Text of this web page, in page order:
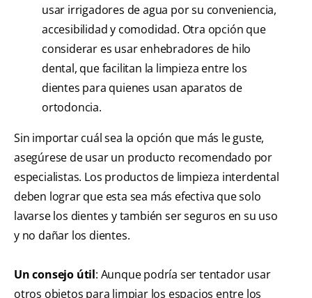
usar irrigadores de agua por su conveniencia,
accesibilidad y comodidad. Otra opción que
considerar es usar enhebradores de hilo
dental, que facilitan la limpieza entre los
dientes para quienes usan aparatos de
ortodoncia.
Sin importar cuál sea la opción que más le guste,
asegúrese de usar un producto recomendado por
especialistas. Los productos de limpieza interdental
deben lograr que esta sea más efectiva que solo
lavarse los dientes y también ser seguros en su uso
y no dañar los dientes.
Un consejo útil: Aunque podría ser tentador usar
otros objetos para limpiar los espacios entre los